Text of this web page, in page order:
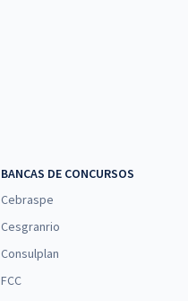
BANCAS DE CONCURSOS
Cebraspe
Cesgranrio
Consulplan
FCC